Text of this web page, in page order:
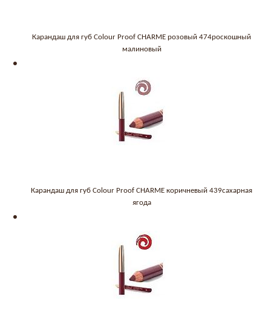
Карандаш для губ Colour Proof CHARME розовый 474роскошный
малиновый
Карандаш для губ Colour Proof CHARME коричневый 439сахарная
ягода